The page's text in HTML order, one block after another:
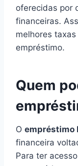
oferecidas por
financeiras.
melhores
empréstimo.
Quem
O empréstimo
financeira
Para ter